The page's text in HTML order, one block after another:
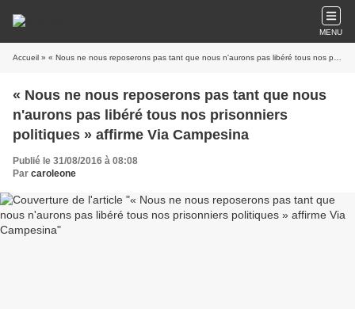
MENU
Accueil » « Nous ne nous reposerons pas tant que nous n'aurons pas libéré tous nos prisonniers politiques » affirme Via Campesina
« Nous ne nous reposerons pas tant que nous
n'aurons pas libéré tous nos prisonniers
politiques » affirme Via Campesina
Publié le 31/08/2016 à 08:08
Par caroleone